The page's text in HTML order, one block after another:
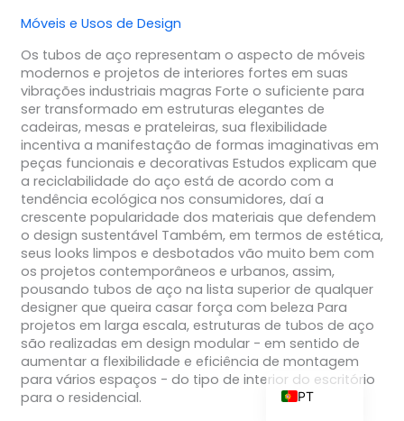
Móveis e Usos de Design
Os tubos de aço representam o aspecto de móveis
modernos e projetos de interiores fortes em suas
vibrações industriais magras Forte o suficiente para
ser transformado em estruturas elegantes de
cadeiras, mesas e prateleiras, sua flexibilidade
incentiva a manifestação de formas imaginativas em
peças funcionais e decorativas Estudos explicam que
a reciclabilidade do aço está de acordo com a
tendência ecológica nos consumidores, daí a
crescente popularidade dos materiais que defendem
o design sustentável Também, em termos de estética,
seus looks limpos e desbotados vão muito bem com
os projetos contemporâneos e urbanos, assim,
pousando tubos de aço na lista superior de qualquer
designer que queira casar força com beleza Para
projetos em larga escala, estruturas de tubos de aço
são realizadas em design modular - em sentido de
aumentar a flexibilidade e eficiência de montagem
para vários espaços - do tipo de interior do escritório
para o residencial.
PT
EN
DE
NL
FR
IT
JA
KO
RU
ES
ZH_TW